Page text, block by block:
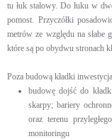
tu łuk stalowy. Do łuku w
pomost. Przyczółki
metrów ze względu na słabe
które są po obydwu stronach
Poza budową kładki
budowę dojść do
skarpy; bariery
oraz terenu
monitoringu